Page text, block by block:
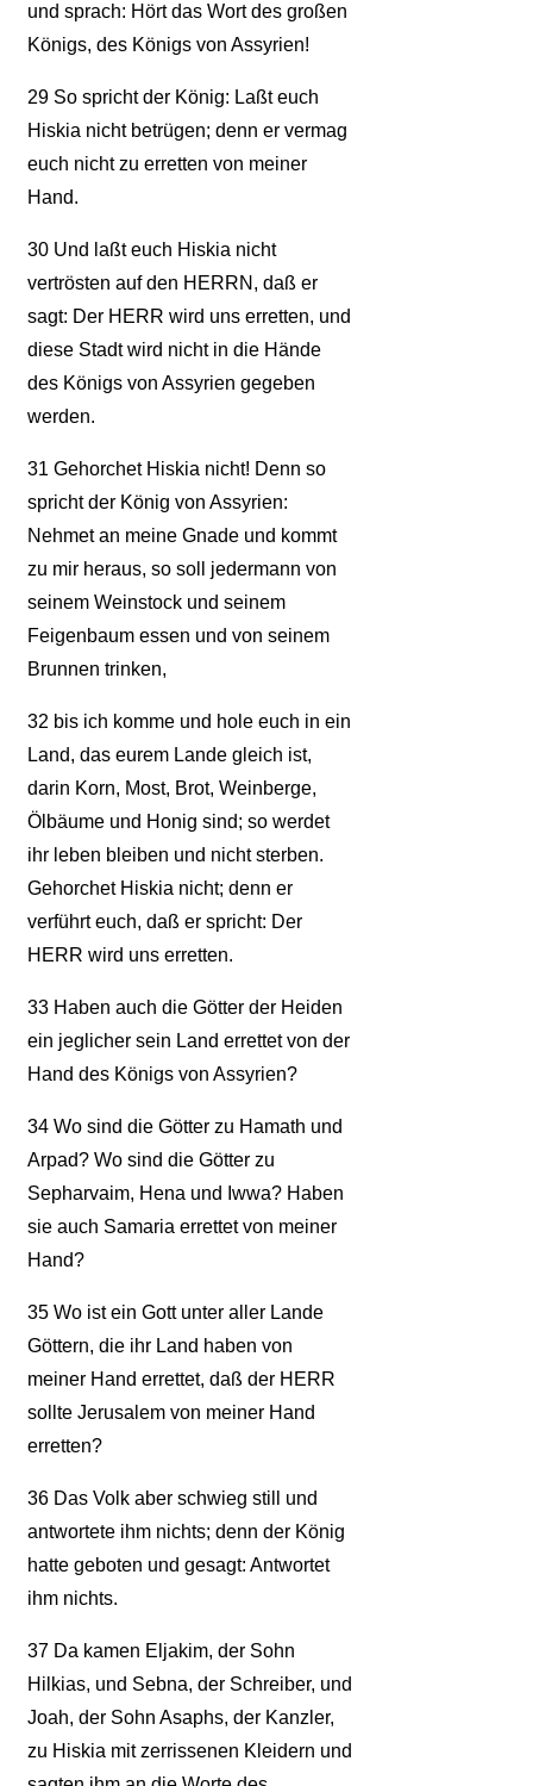
und sprach: Hört das Wort des großen
Königs, des Königs von Assyrien!
29So spricht der König: Laßt euch
Hiskia nicht betrügen; denn er vermag
euch nicht zu erretten von meiner
Hand.
30Und laßt euch Hiskia nicht
vertrösten auf den HERRN, daß er
sagt: Der HERR wird uns erretten, und
diese Stadt wird nicht in die Hände
des Königs von Assyrien gegeben
werden.
31 Gehorchet Hiskia nicht! Denn so
spricht der König von Assyrien:
Nehmet an meine Gnade und kommt
zu mir heraus, so soll jedermann von
seinem Weinstock und seinem
Feigenbaum essen und von seinem
Brunnen trinken,
32 bis ich komme und hole euch in ein
Land, das eurem Lande gleich ist,
darin Korn, Most, Brot, Weinberge,
Ölbäume und Honig sind; so werdet
ihr leben bleiben und nicht sterben.
Gehorchet Hiskia nicht; denn er
verführt euch, daß er spricht: Der
HERR wird uns erretten.
33Haben auch die Götter der Heiden
ein jeglicher sein Land errettet von der
Hand des Königs von Assyrien?
34Wo sind die Götter zu Hamath und
Arpad? Wo sind die Götter zu
Sepharvaim, Hena und Iwwa? Haben
sie auch Samaria errettet von meiner
Hand?
35Wo ist ein Gott unter aller Lande
Göttern, die ihr Land haben von
meiner Hand errettet, daß der HERR
sollte Jerusalem von meiner Hand
erretten?
36Das Volk aber schwieg still und
antwortete ihm nichts; denn der König
hatte geboten und gesagt: Antwortet
ihm nichts.
37Da kamen Eljakim, der Sohn
Hilkias, und Sebna, der Schreiber, und
Joah, der Sohn Asaphs, der Kanzler,
zu Hiskia mit zerrissenen Kleidern und